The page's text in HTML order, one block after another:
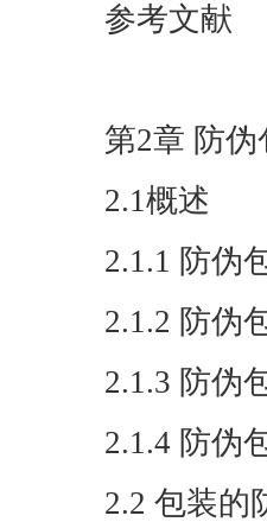
参考文献
第2章 防
2.1概述
2.1.1 防伪
2.1.2 防伪
2.1.3 防伪
2.1.4 防伪
2.2 包装的